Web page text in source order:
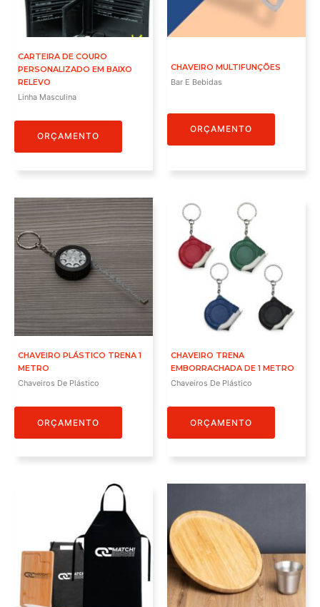
CARTEIRA DE COURO
PERSONALIZADO EM BAIXO
RELEVO
Linha Masculina
ORÇAMENTO
CHAVEIRO MULTIFUNÇÕES
Bar E Bebidas
ORÇAMENTO
CHAVEIRO PLÁSTICO TRENA 1
METRO
Chaveiros De Plástico
ORÇAMENTO
CHAVEIRO TRENA
EMBORRACHADA DE 1 METRO
Chaveiros De Plástico
ORÇAMENTO